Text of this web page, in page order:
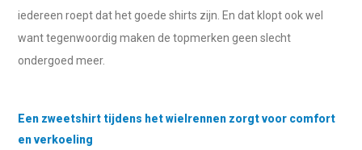
iedereen roept dat het goede shirts zijn. En dat klopt ook wel
want tegenwoordig maken de topmerken geen slecht
ondergoed meer.
Een zweetshirt tijdens het wielrennen zorgt voor comfort
en verkoeling